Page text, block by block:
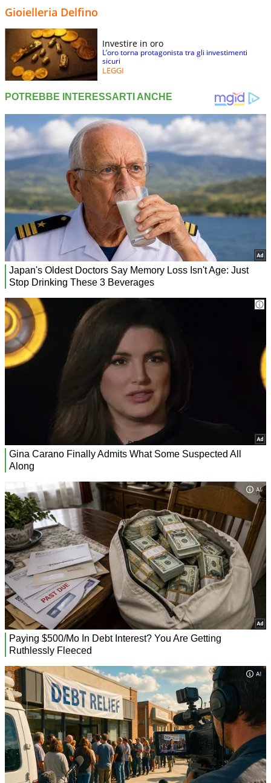
Gioielleria Delfino
Investire in oro
L’oro torna protagonista tra gli investimenti
sicuri
LEGGI